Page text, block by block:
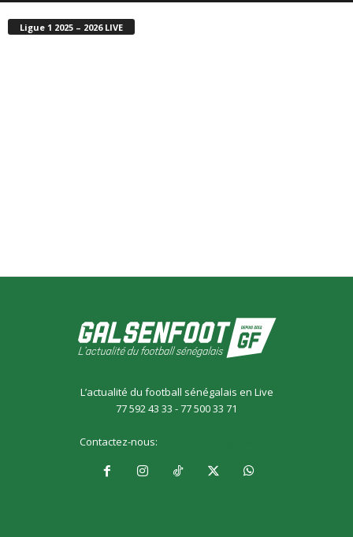
Ligue 1 2025 – 2026 LIVE
L’actualité du football sénégalais en Live
77 592 43 33 - 77 500 33 71
Contactez-nous: